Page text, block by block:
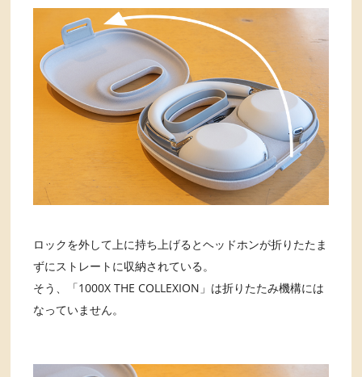
ロックを外して上に持ち上げるとヘッドホンが折りたたま
ずにストレートに収納されている。
そう、「1000X THE COLLEXION」は折りたたみ機構には
なっていません。